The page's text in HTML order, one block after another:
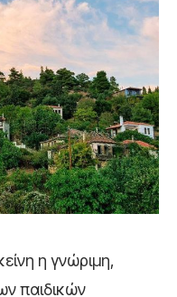
η γνώριμη,
παιδικών